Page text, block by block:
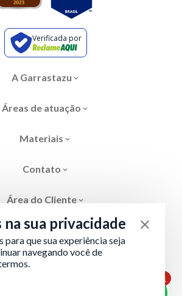
Verificada por
A Garrastazu
Áreas de atuação
Materiais
Contato
Área do Cliente
1
na sua privacidade
para que sua experiência seja
navegando você de